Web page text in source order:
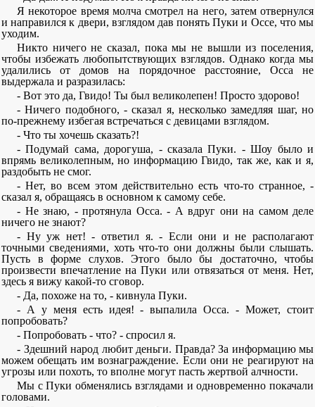
Я некоторое время молча смотрел на него, затем отвернулся
и направился к двери, взглядом дав понять Пуки и Оссе, что мы
уходим.
Никто ничего не сказал, пока мы не вышли из поселения,
чтобы избежать любопытствующих взглядов. Однако когда мы
удалились от домов на порядочное расстояние, Осса не
выдержала и разразилась:
- Вот это да, Гвидо! Ты был великолепен! Просто здорово!
- Ничего подобного, - сказал я, несколько замедляя шаг, но
по-прежнему избегая встречаться с девицами взглядом.
- Что ты хочешь сказать?!
- Подумай сама, дорогуша, - сказала Пуки. - Шоу было и
впрямь великолепным, но информацию Гвидо, так же, как и я,
раздобыть не смог.
- Нет, во всем этом действительно есть что-то странное, -
сказал я, обращаясь в основном к самому себе.
- Не знаю, - протянула Осса. - А вдруг они на самом деле
ничего не знают?
- Ну уж нет! - ответил я. - Если они и не располагают
точными сведениями, хоть что-то они должны были слышать.
Пусть в форме слухов. Этого было бы достаточно, чтобы
произвести впечатление на Пуки или отвязаться от меня. Нет,
здесь я вижу какой-то сговор.
- Да, похоже на то, - кивнула Пуки.
- А у меня есть идея! - выпалила Осса. - Может, стоит
попробовать?
- Попробовать - что? - спросил я.
- Здешний народ любит деньги. Правда? За информацию мы
можем обещать им вознаграждение. Если они не реагируют на
угрозы или похоть, то вполне могут пасть жертвой алчности.
Мы с Пуки обменялись взглядами и одновременно покачали
головами.